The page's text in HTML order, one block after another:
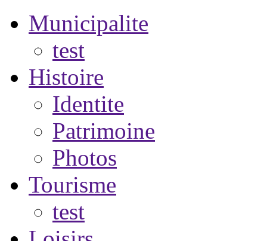
Municipalite
test
Histoire
Identite
Patrimoine
Photos
Tourisme
test